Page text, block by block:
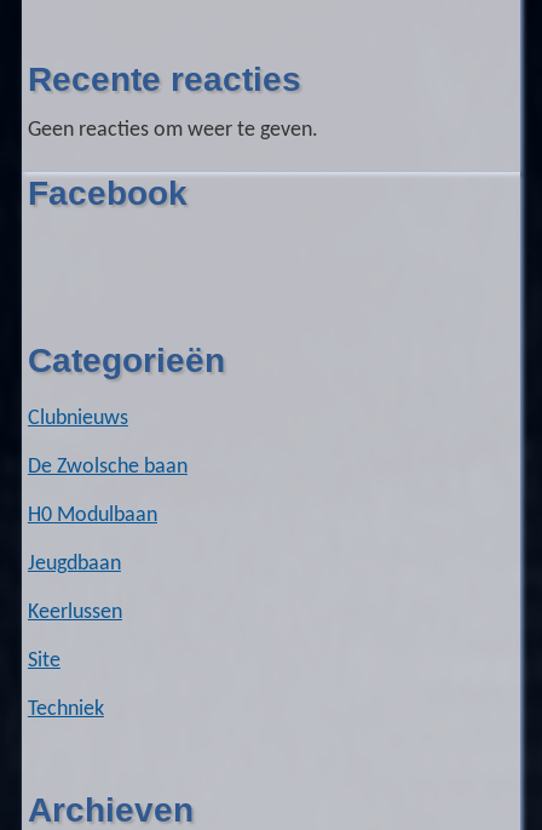
Recente reacties
Geen reacties om weer te geven.
Facebook
Categorieën
Clubnieuws
De Zwolsche baan
H0 Modulbaan
Jeugdbaan
Keerlussen
Site
Techniek
Archieven